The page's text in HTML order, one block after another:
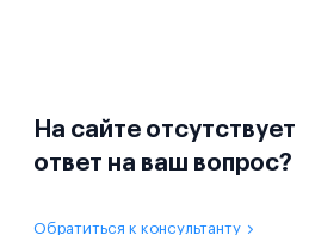
На сайте отсутствует
ответ на ваш вопрос?
Обратиться к консультанту